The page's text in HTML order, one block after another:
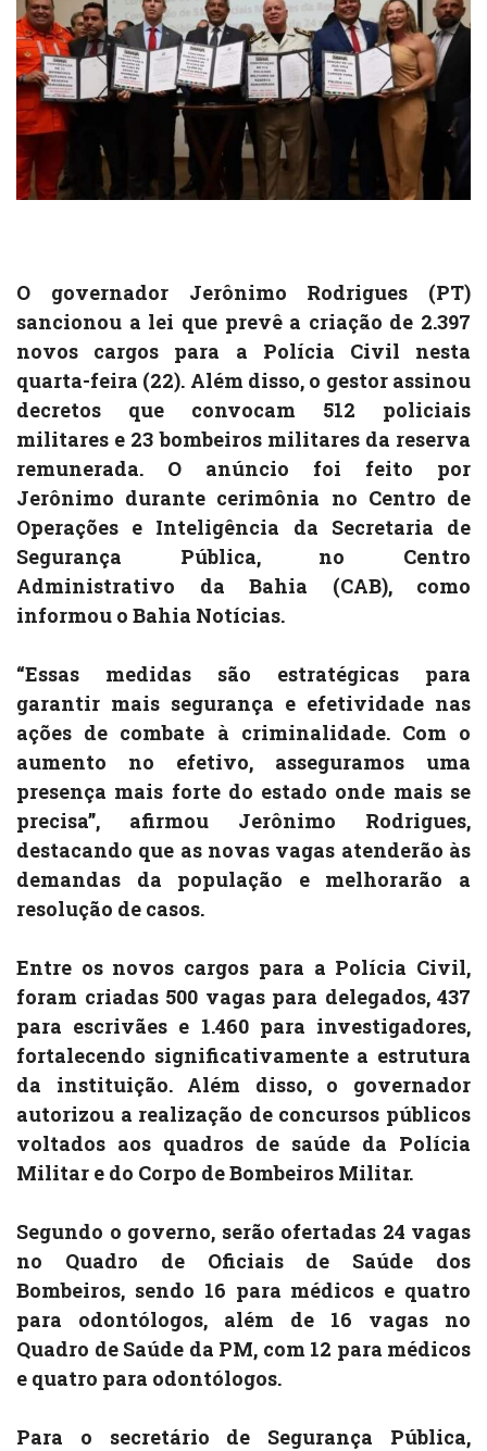
O governador Jerônimo Rodrigues (PT)
sancionou a lei que prevê a criação de 2.397
novos cargos para a Polícia Civil nesta
quarta-feira (22). Além disso, o gestor assinou
decretos que convocam 512 policiais
militares e 23 bombeiros militares da reserva
remunerada. O anúncio foi feito por
Jerônimo durante cerimônia no Centro de
Operações e Inteligência da Secretaria de
Segurança Pública, no Centro
Administrativo da Bahia (CAB), como
informou o Bahia Notícias.
“Essas medidas são estratégicas para
garantir mais segurança e efetividade nas
ações de combate à criminalidade. Com o
aumento no efetivo, asseguramos uma
presença mais forte do estado onde mais se
precisa”, afirmou Jerônimo Rodrigues,
destacando que as novas vagas atenderão às
demandas da população e melhorarão a
resolução de casos.
Entre os novos cargos para a Polícia Civil,
foram criadas 500 vagas para delegados, 437
para escrivães e 1.460 para investigadores,
fortalecendo significativamente a estrutura
da instituição. Além disso, o governador
autorizou a realização de concursos públicos
voltados aos quadros de saúde da Polícia
Militar e do Corpo de Bombeiros Militar.
Segundo o governo, serão ofertadas 24 vagas
no Quadro de Oficiais de Saúde dos
Bombeiros, sendo 16 para médicos e quatro
para odontólogos, além de 16 vagas no
Quadro de Saúde da PM, com 12 para médicos
e quatro para odontólogos.
Para o secretário de Segurança Pública,